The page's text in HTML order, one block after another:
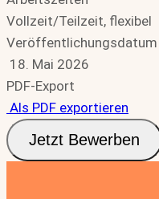
Vollzeit/Teilzeit, flexibel
Veröffentlichungsdatum
18. Mai 2026
PDF-Export
Als PDF exportieren
Jetzt Bewerben